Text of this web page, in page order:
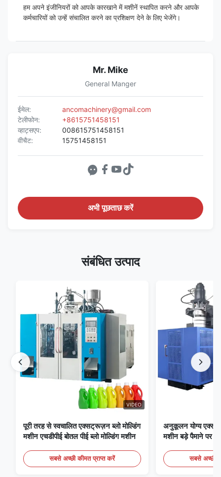
हम अपने इंजीनियरों को आपके कारखाने में मशीनें स्थापित करने और आपके
कर्मचारियों को उन्हें संचालित करने का प्रशिक्षण देने के लिए भेजेंगे।
Mr. Mike
General Manger
ईमेल:
ancomachinery@gmail.com
टेलीफोन:
+8615751458151
व्हाट्सएप:
008615751458151
वीचैट:
15751458151
अभी पूछताछ करें
संबंधित उत्पाद
VIDEO
पूरी तरह से स्वचालित एक्सट्रूज़न ब्लो मोल्डिंग
मशीन एचडीपीई बोतल पीई ब्लो मोल्डिंग मशीन
सबसे अच्छी कीमत प्राप्त करें
अनुकूलन योग्य
मशीन बड़े पैमाने पर
सबसे अच्छी